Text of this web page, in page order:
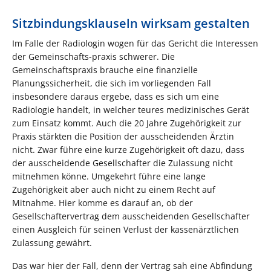
Sitzbindungsklauseln wirksam gestalten
Im Falle der Radiologin wogen für das Gericht die Interessen
der Gemeinschafts-praxis schwerer. Die
Gemeinschaftspraxis brauche eine finanzielle
Planungssicherheit, die sich im vorliegenden Fall
insbesondere daraus ergebe, dass es sich um eine
Radiologie handelt, in welcher teures medizinisches Gerät
zum Einsatz kommt. Auch die 20 Jahre Zugehörigkeit zur
Praxis stärkten die Position der ausscheidenden Ärztin
nicht. Zwar führe eine kurze Zugehörigkeit oft dazu, dass
der ausscheidende Gesellschafter die Zulassung nicht
mitnehmen könne. Umgekehrt führe eine lange
Zugehörigkeit aber auch nicht zu einem Recht auf
Mitnahme. Hier komme es darauf an, ob der
Gesellschaftervertrag dem ausscheidenden Gesellschafter
einen Ausgleich für seinen Verlust der kassenärztlichen
Zulassung gewährt.
Das war hier der Fall, denn der Vertrag sah eine Abfindung